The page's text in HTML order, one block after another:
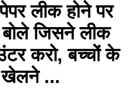
लीक होने पर
जिसने लीक
करो, बच्चों के
खेलने ...